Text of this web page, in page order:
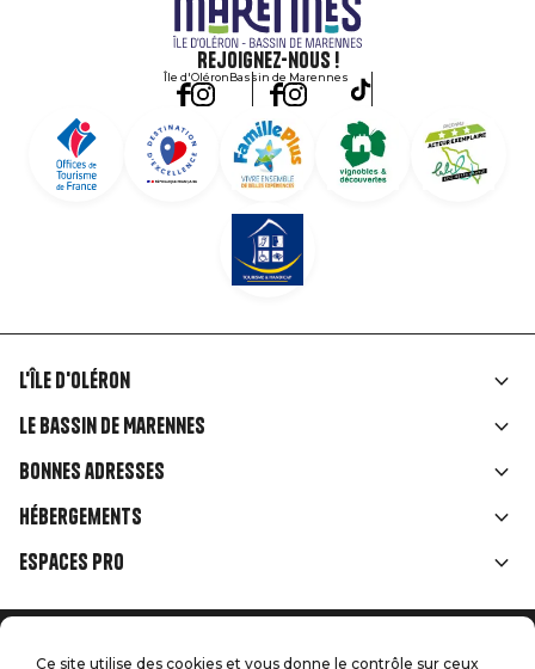
Rejoignez-nous !
Île d'OléronBassin de Marennes
Liens
rubriques
L'île d'Oléron
Le Bassin de Marennes
Bonnes adresses
Hébergements
Espaces Pro
Accueil
Ce site utilise des cookies et vous donne le contrôle sur ceux